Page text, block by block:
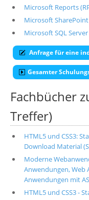
Microsoft Reports
Microsoft
Microsoft SQL
Anfrage für eine
Gesamter
Fachbücher
Treffer)
HTML5 und CSS3:
Download Material
Moderne
Anwendungen, Web
Anwendungen mit
HTML5 und CSS3 -